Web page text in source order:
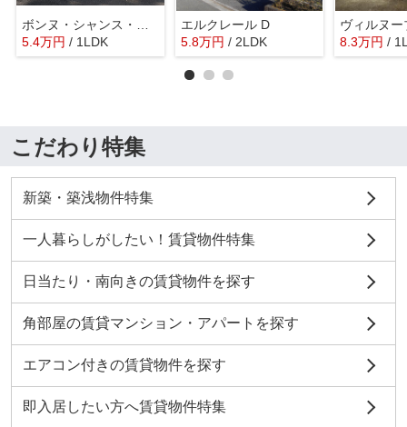
5.4万円 / 1LDK
エルクレール D
5.8万円 / 2LDK
ヴィルヌー
8.3万円 /
こだわり特集
新築・築浅物件特集
一人暮らしがしたい！賃貸物件特集
日当たり・南向きの賃貸物件を探す
角部屋の賃貸マンション・アパートを探す
エアコン付きの賃貸物件を探す
即入居したい方へ賃貸物件特集